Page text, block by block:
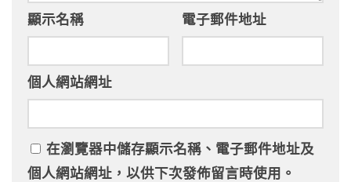
顯示名稱 電子郵件地址
個人網站網址
在瀏覽器中儲存顯示名稱、電子郵件地址及
個人網站網址，以供下次發佈留言時使用。